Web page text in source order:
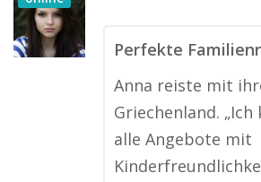
Perfekte
Anna reiste mit
Griechenland.
alle Angebote mit